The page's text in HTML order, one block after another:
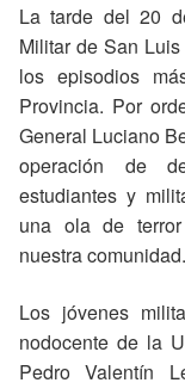
La tarde del 20
Militar de San
los episodios
Provincia. Por
General Luciano
operación de
estudiantes y
una ola de
nuestra comunidad.
Los jóvenes
nodocente de la
Pedro Valentín